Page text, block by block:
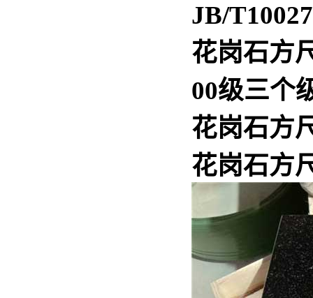
JB/
花岗石方
00级三个
花岗石方
花岗石方